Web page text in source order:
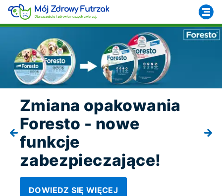
Zmiana opakowania
Foresto - nowe
funkcje
zabezpieczające!
DOWIEDZ SIĘ WIĘCEJ